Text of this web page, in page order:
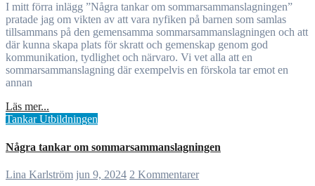
I mitt förra inlägg ”Några tankar om sommarsammanslagningen”
pratade jag om vikten av att vara nyfiken på barnen som samlas
tillsammans på den gemensamma sommarsammanslagningen och att
där kunna skapa plats för skratt och gemenskap genom god
kommunikation, tydlighet och närvaro. Vi vet alla att en
sommarsammanslagning där exempelvis en förskola tar emot en
annan
Läs mer...
TankarUtbildningen
Några tankar om sommarsammanslagningen
Lina Karlström jun 9, 2024 2 Kommentarer